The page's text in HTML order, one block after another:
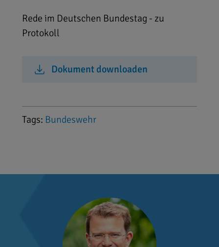
Rede im Deutschen Bundestag - zu
Protokoll
Dokument downloaden
Tags: Bundeswehr